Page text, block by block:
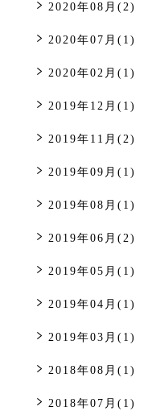
2020年08月(2)
2020年07月(1)
2020年02月(1)
2019年12月(1)
2019年11月(2)
2019年09月(1)
2019年08月(1)
2019年06月(2)
2019年05月(1)
2019年04月(1)
2019年03月(1)
2018年08月(1)
2018年07月(1)